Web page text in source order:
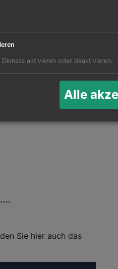
(BPE)
Sie hier auch das
aktivieren oder deaktivieren.
Alle